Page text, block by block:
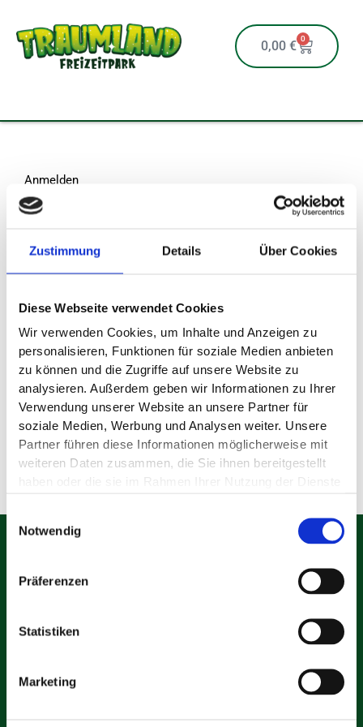
Zustimmung Details Über Cookies
Diese Webseite verwendet Cookies
Wir verwenden Cookies, um Inhalte und Anzeigen zu
personalisieren, Funktionen für soziale Medien anbieten
zu können und die Zugriffe auf unsere Website zu
analysieren. Außerdem geben wir Informationen zu Ihrer
Verwendung unserer Website an unsere Partner für
soziale Medien, Werbung und Analysen weiter. Unsere
Partner führen diese Informationen möglicherweise mit
weiteren Daten zusammen, die Sie ihnen bereitgestellt
haben oder die sie im Rahmen Ihrer Nutzung der Dienste
Einwilligungsauswahl
Notwendig
Präferenzen
Statistiken
Marketing
Inhalt
springen
0,00 € 0
Cart
Anmelden
Benutzername oder E-Mail-Adresse
Anmelden
Passwort vergessen?
Auf der Bärenhöhle